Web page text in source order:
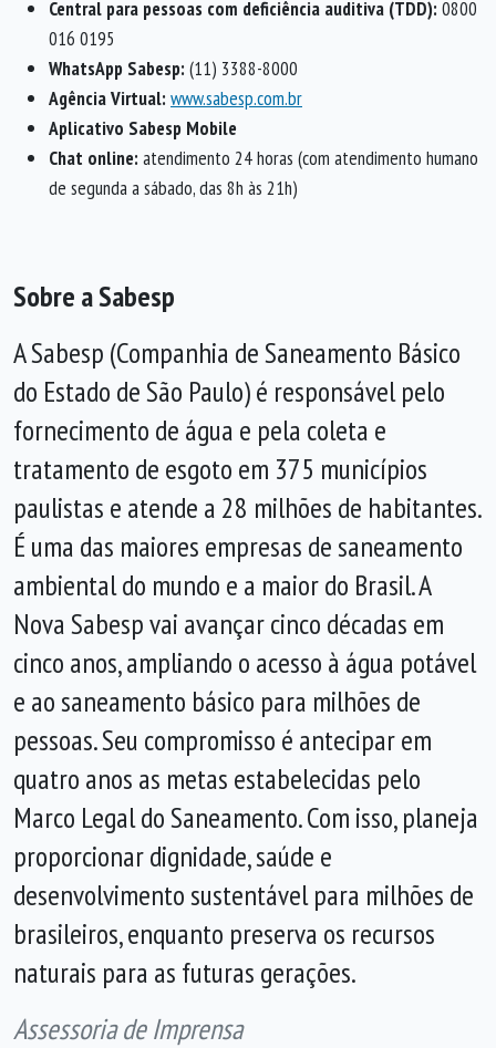
Central para pessoas com deficiência auditiva (TDD): 0800
016 0195
WhatsApp Sabesp: (11) 3388-8000
Agência Virtual: www.sabesp.com.br
Aplicativo Sabesp Mobile
Chat online: atendimento 24 horas (com atendimento humano
de segunda a sábado, das 8h às 21h)
Sobre a Sabesp
A Sabesp (Companhia de Saneamento Básico
do Estado de São Paulo) é responsável pelo
fornecimento de água e pela coleta e
tratamento de esgoto em 375 municípios
paulistas e atende a 28 milhões de habitantes.
É uma das maiores empresas de saneamento
ambiental do mundo e a maior do Brasil. A
Nova Sabesp vai avançar cinco décadas em
cinco anos, ampliando o acesso à água potável
e ao saneamento básico para milhões de
pessoas. Seu compromisso é antecipar em
quatro anos as metas estabelecidas pelo
Marco Legal do Saneamento. Com isso, planeja
proporcionar dignidade, saúde e
desenvolvimento sustentável para milhões de
brasileiros, enquanto preserva os recursos
naturais para as futuras gerações.
Assessoria de Imprensa